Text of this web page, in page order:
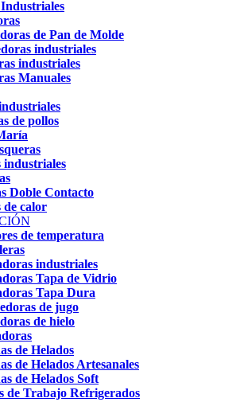
de Pan de Molde
industriales
industriales
Manuales
de pollos
industriales
Doble Contacto
calor
de temperatura
industriales
Tapa de Vidrio
Tapa Dura
de jugo
de hielo
de Helados
de Helados Artesanales
de Helados Soft
de Trabajo Refrigerados